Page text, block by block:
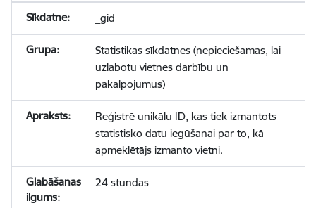
_gid
Statistikas sīkdatnes (nepieciešamas, lai
uzlabotu vietnes darbību un
pakalpojumus)
Reģistrē unikālu ID, kas tiek izmantots
statistisko datu iegūšanai par to, kā
apmeklētājs izmanto vietni.
24 stundas